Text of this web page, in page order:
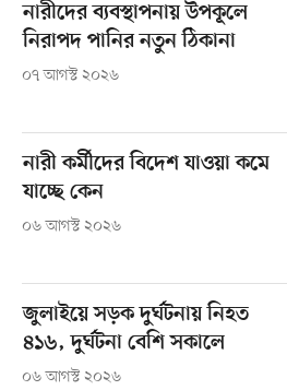
নারীদের ব্যবস্থাপনায় উপকূলে
নিরাপদ পানির নতুন ঠিকানা
০৭ আগস্ট ২০২৬
নারী কর্মীদের বিদেশ যাওয়া কমে
যাচ্ছে কেন
০৬ আগস্ট ২০২৬
জুলাইয়ে সড়ক দুর্ঘটনায় নিহত
৪১৬, দুর্ঘটনা বেশি সকালে
০৬ আগস্ট ২০২৬